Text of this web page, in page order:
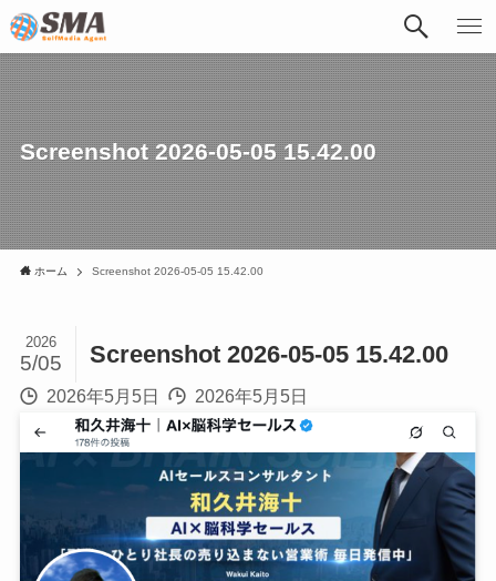
Screenshot 2026-05-05 15.42.00
ホーム Screenshot 2026-05-05 15.42.00
Screenshot 2026-05-05 15.42.00
2026
5/05
2026年5月5日 2026年5月5日